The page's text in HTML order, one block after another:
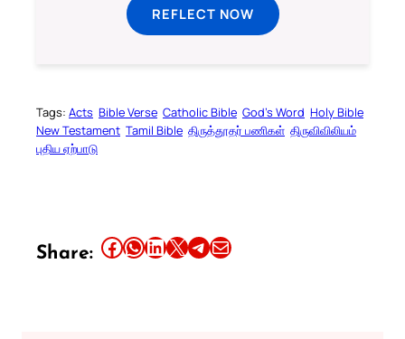
REFLECT NOW
Tags: Acts Bible Verse Catholic Bible God’s Word Holy Bible
New Testament Tamil Bible திருத்தூதர் பணிகள் திருவிவிலியம்
புதிய ஏற்பாடு
Share: Share this article on Facebook Share this article on WhatsApp Share this article on LinkedIn Share this article on X Share this article on TelegramEmail this Article